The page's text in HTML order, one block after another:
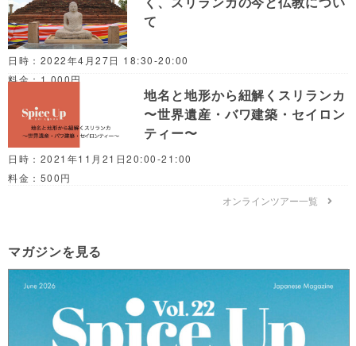
て
日時：2022年4月27日 18:30-20:00
料金：1,000円
地名と地形から紐解くスリランカ
〜世界遺産・バワ建築・セイロン
ティー〜
日時：2021年11月21日20:00-21:00
料金：500円
オンラインツアー一覧
マガジンを見る